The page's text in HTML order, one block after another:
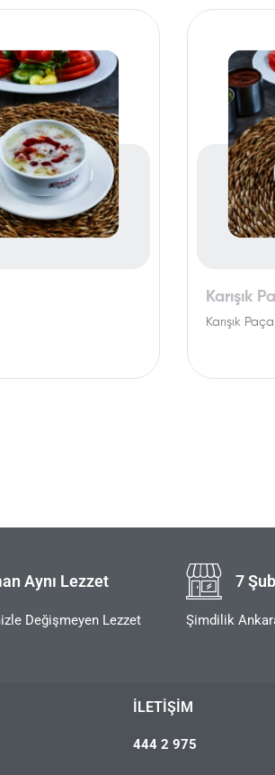
Karışık
Karışık
Aynı Lezzet
Değişmeyen Lezzet
7
Şimdilik
İLETIŞIM
444 2 975